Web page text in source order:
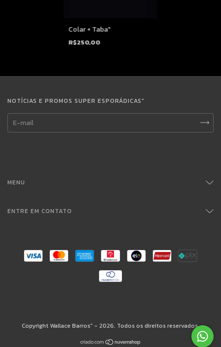
Colar + Taba"
R$250,00
NOTÍCIAS E PROMOS SUPER ESPORÁDICAS"
MENU
ENTRE EM CONTATO
Copyright Wallace Barros" - 2026. Todos os direitos reservados.